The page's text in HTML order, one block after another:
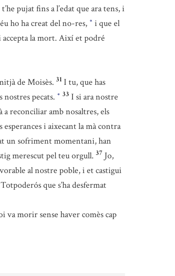
pujat fins a l’edat que ara tens, i
ho ha creat del no-res, * i que el
accepta la mort. Així et podré
de Moisès. 31 I tu, que has
nostres pecats. * 33 I si ara nostre
reconciliar amb nosaltres, els
i aixecant la mà contra
un sofriment momentani, han
merescut pel teu orgull. 37 Jo,
al nostre poble, i et castigui
que s’ha desfermat
va morir sense haver comès cap